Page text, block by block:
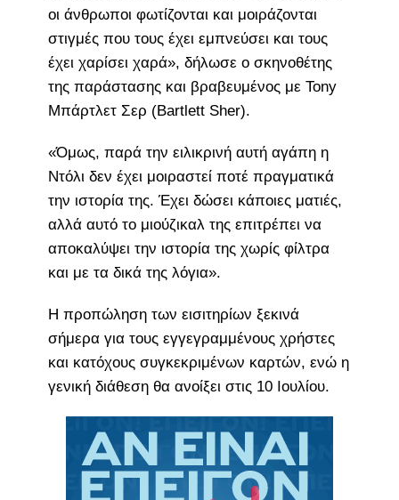
οι άνθρωποι φωτίζονται και μοιράζονται
στιγμές που τους έχει εμπνεύσει και τους
έχει χαρίσει χαρά», δήλωσε ο σκηνοθέτης
της παράστασης και βραβευμένος με Tony
Μπάρτλετ Σερ (Bartlett Sher).
«Όμως, παρά την ειλικρινή αυτή αγάπη η
Ντόλι δεν έχει μοιραστεί ποτέ πραγματικά
την ιστορία της. Έχει δώσει κάποιες ματιές,
αλλά αυτό το μιούζικαλ της επιτρέπει να
αποκαλύψει την ιστορία της χωρίς φίλτρα
και με τα δικά της λόγια».
Η προπώληση των εισιτηρίων ξεκινά
σήμερα για τους εγγεγραμμένους χρήστες
και κατόχους συγκεκριμένων καρτών, ενώ η
γενική διάθεση θα ανοίξει στις 10 Ιουλίου.